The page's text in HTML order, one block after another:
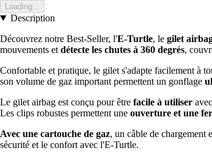
Loading...
Description
Découvrez notre Best-Seller, l'E-Turtle, le gilet
mouvements et détecte les chutes à 360 degrés,
Confortable et pratique, le gilet s'adapte facilement à
son volume de gaz important permettent un gonflage
Le gilet airbag est conçu pour être facile à utiliser
Les clips robustes permettent une ouverture et une
Avec une cartouche de gaz, un câble de chargement
sécurité et le confort avec l'E-Turtle.